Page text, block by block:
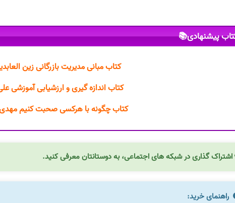
پیشنهادی📚
کتاب مبانی مدیریت بازرگانی زین
کتاب اندازه گیری و ارزشیابی آموزشی
کتاب چگونه با هرکسی صحبت کنیم
اشتراک گذاری در شبکه های اجتماعی، به دوستانتان معرفی کنید.
راهنمای خرید: